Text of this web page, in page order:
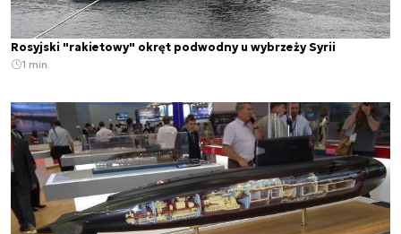
Rosyjski "rakietowy" okręt podwodny u wybrzeży Syrii
1 min.